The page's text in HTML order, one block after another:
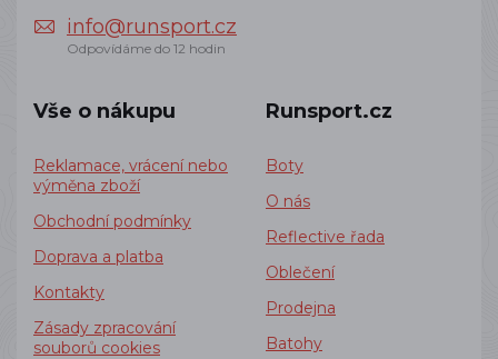
info@runsport.cz
Odpovídáme do 12 hodin
Vše o nákupu
Reklamace, vrácení nebo
výměna zboží
Obchodní podmínky
Doprava a platba
Kontakty
Zásady zpracování
souborů cookies
Runsport.cz
Boty
O nás
Reflective řada
Oblečení
Prodejna
Batohy